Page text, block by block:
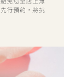
行預約，將挑